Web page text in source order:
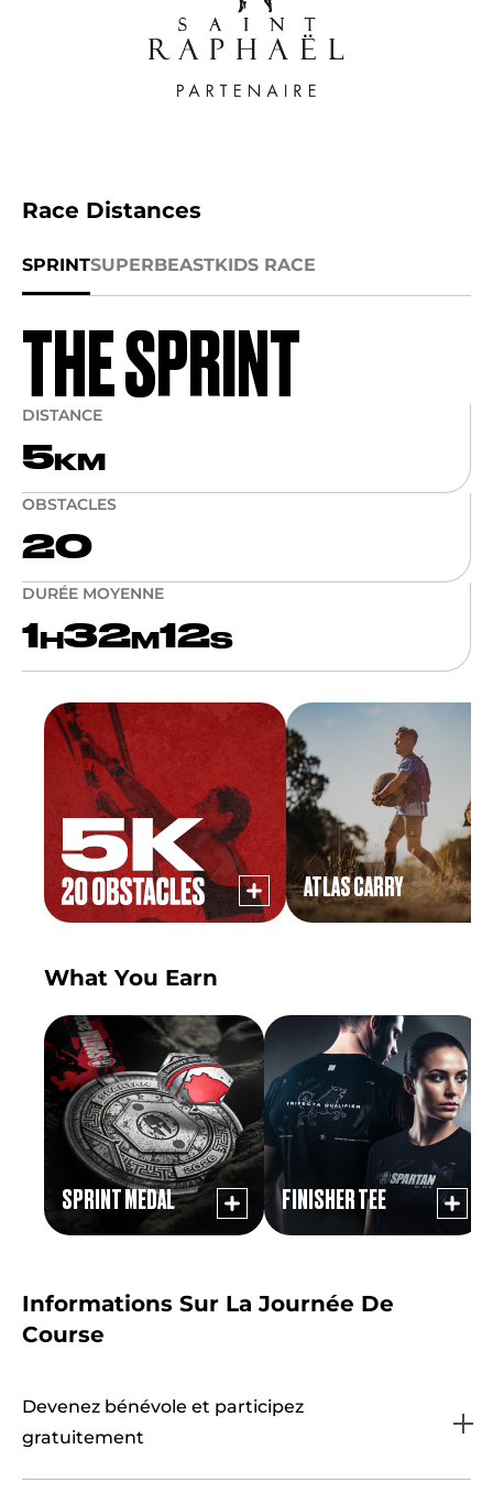
Race Distances
SPRINTSUPERBEASTKIDS RACE
THE SPRINT
DISTANCE
5 KM
OBSTACLES
20
DURÉE MOYENNE
1 H 32 M 12S
ATLAS CARRY
What You Earn
SPRINT MEDAL FINISHER TEE
Informations Sur La Journée De
Course
Devenez bénévole et participez
gratuitement